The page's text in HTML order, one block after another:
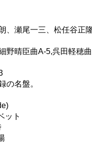
、瀬尾一三、松任谷正
野晴臣曲A-5,呉田軽穂
の名盤。
ット